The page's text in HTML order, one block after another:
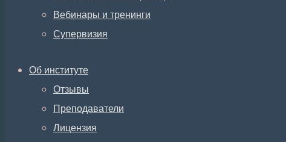
Вебинары и тренинги
Супервизия
Об институте
Отзывы
Преподаватели
Лицензия